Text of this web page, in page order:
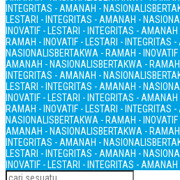
INTEGRITAS - AMANAH - NASIONALIS
LESTARI - INTEGRITAS - AMANAH -
INOVATIF - LESTARI - INTEGRITAS -
RAMAH - INOVATIF - LESTARI - INTEGRITAS
NASIONALISBERTAKWA - RAMAH -
AMANAH - NASIONALISBERTAKWA -
INTEGRITAS - AMANAH - NASIONALIS
LESTARI - INTEGRITAS - AMANAH -
INOVATIF - LESTARI - INTEGRITAS -
RAMAH - INOVATIF - LESTARI - INTEGRITAS
NASIONALISBERTAKWA - RAMAH -
AMANAH - NASIONALISBERTAKWA -
INTEGRITAS - AMANAH - NASIONALIS
LESTARI - INTEGRITAS - AMANAH -
INOVATIF - LESTARI - INTEGRITAS -